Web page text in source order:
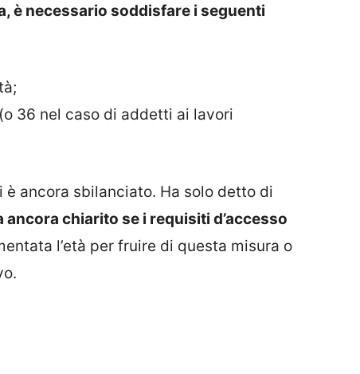
è necessario soddisfare i seguenti
36 nel caso di addetti ai lavori
è ancora sbilanciato. Ha solo detto di
ancora chiarito se i requisiti d’accesso
l’età per fruire di questa misura o